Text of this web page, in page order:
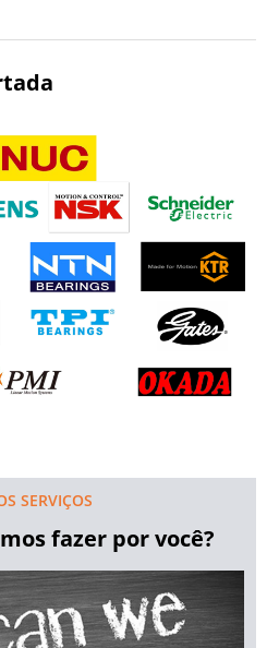
SERVIÇOS
fazer por você?